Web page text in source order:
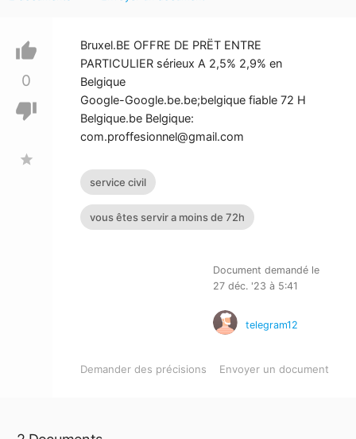
thumb_up
0
thumb_down
star
Bruxel.BE OFFRE DE PRËT ENTRE
PARTICULIER sérieux A 2,5% 2,9% en
Belgique
Google-Google.be.be;belgique fiable 72 H
Belgique.be Belgique:
com.proffesionnel@gmail.com
service civil
vous êtes servir a moins de 72h
Document demandé le
27 déc. '23 à 5:41
telegram12
Demander des précisions Envoyer un document